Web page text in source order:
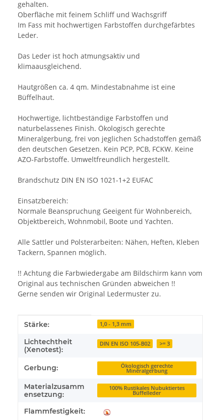
gehalten.
Oberfläche mit feinem Schliff und Wachsgriff
Im Fass mit hochwertigen Farbstoffen durchgefärbtes
Leder.
Das Leder ist hoch atmungsaktiv und
klimaausgleichend.
Hautgrößen ca. 4 qm. Mindestabnahme ist eine
Büffelhaut.
Hochwertige, lichtbeständige Farbstoffen und
naturbelassenes Finish. Ökologisch gerechte
Mineralgerbung, frei von jeglichen Schadstoffen gemäß
den deutschen Gesetzen. Kein PCP, PCB, FCKW. Keine
AZO-Farbstoffe. Umweltfreundlich hergestellt.
Brandschutz DIN EN ISO 1021-1+2 EUFAC
Einsatzbereich:
Normale Beanspruchung Geeigent für Wohnbereich,
Objektbereich, Wohnmobil, Boote und Yachten.
Alle Sattler und Polsterarbeiten: Nähen, Heften, Kleben
Tackern, Spannen möglich.
!! Achtung die Farbwiedergabe am Bildschirm kann vom
Original aus technischen Gründen abweichen !!
Gerne senden wir Original Ledermuster zu.
Produkteigenschaft
Wert
Stärke: 1,0 - 1,3 mm
Lichtechtheit
(Xenotest):
DIN EN ISO 105-B02 >= 3
Gerbung: Ökologisch gerechte
Mineralgerbung
Materialzusamm
ensetzung:
100% Rustikales Nubuktiertes
Büffelleder
Flammfestigkeit: